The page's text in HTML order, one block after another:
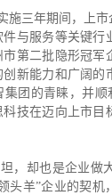
施三年期间，上
与服务等关键行
市第二批隐形冠军
新能力和广阔的
集团的青睐，并
技在迈向上市目
坦，却也是企业做
头羊”企业的契机